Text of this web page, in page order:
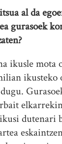
al da
gurasoek
ikusle mota
ikusteko
dutenari